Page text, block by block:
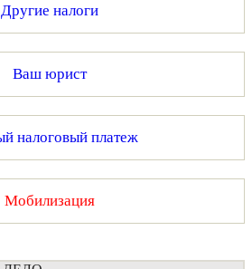
Другие налоги
Ваш юрист
налоговый платеж
Мобилизация